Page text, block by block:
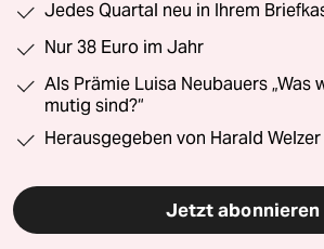
Jedes Quartal neu in Ihrem
Nur 38 Euro im Jahr
Als Prämie Luisa Neubauers „Was
mutig sind?“
Herausgegeben von Harald Welzer
Jetzt abonnieren